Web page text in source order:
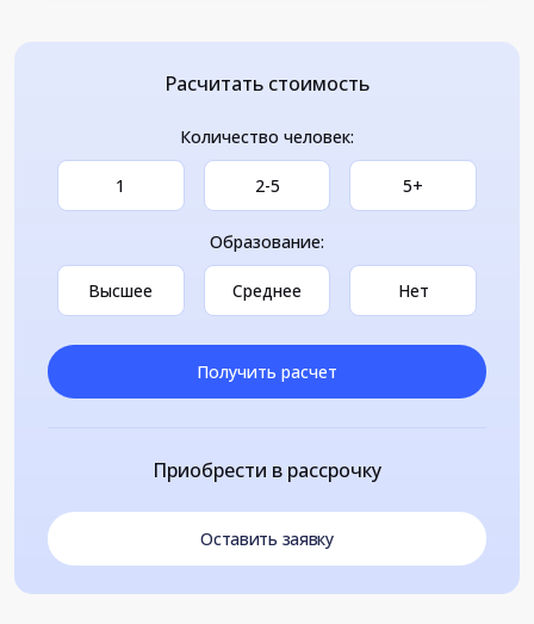
Расчитать стоимость
Количество человек:
1 2-5 5+
Образование:
Высшее Среднее Нет
Получить расчет
Приобрести в рассрочку
Оставить заявку